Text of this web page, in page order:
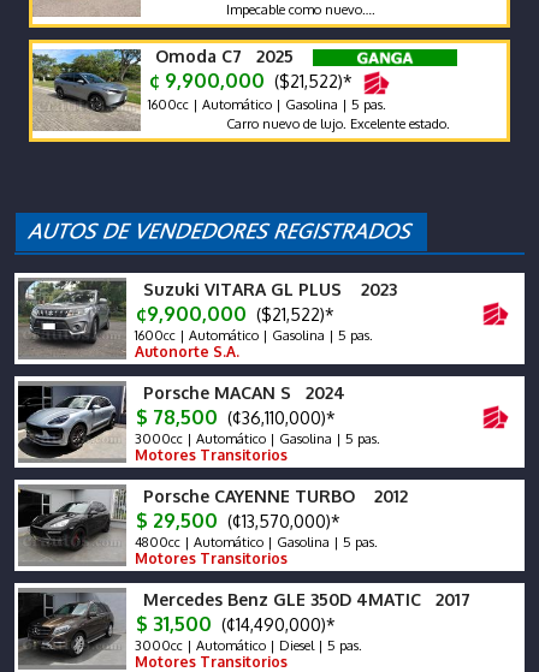
Impecable como nuevo….
Omoda C7 2025
¢ 9,900,000 ($21,522)*
1600cc | Automático | Gasolina | 5 pas.
Carro nuevo de lujo. Excelente estado.
Suzuki VITARA GL PLUS 2023
¢9,900,000 ($21,522)*
1600cc | Automático | Gasolina | 5 pas.
Autonorte S.A.
Porsche MACAN S 2024
$ 78,500 (¢36,110,000)*
3000cc | Automático | Gasolina | 5 pas.
Motores Transitorios
Porsche CAYENNE TURBO 2012
$ 29,500 (¢13,570,000)*
4800cc | Automático | Gasolina | 5 pas.
Motores Transitorios
Mercedes Benz GLE 350D 4MATIC 2017
$ 31,500 (¢14,490,000)*
3000cc | Automático | Diesel | 5 pas.
Motores Transitorios